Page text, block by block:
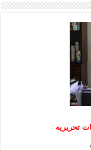
تحریریه